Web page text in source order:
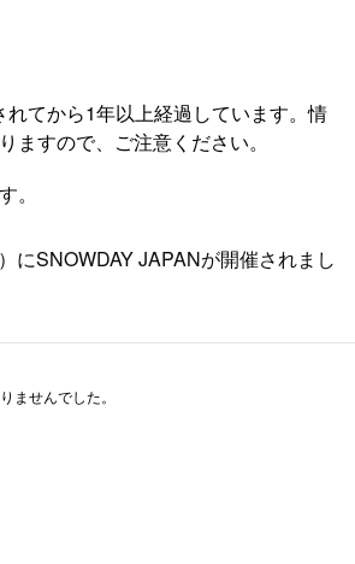
れてから1年以上経過しています。情
ますので、ご注意ください。
。
にSNOWDAY JAPANが開催されまし